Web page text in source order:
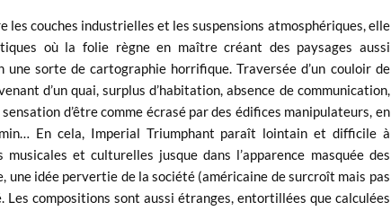
les couches industrielles et les suspensions atmosphériques, elle
où la folie règne en maître créant des paysages aussi
une sorte de cartographie horrifique. Traversée d’un couloir de
d’un quai, surplus d’habitation, absence de communication,
d’être comme écrasé par des édifices manipulateurs, en
En cela, Imperial Triumphant paraît lointain et difficile à
et culturelles jusque dans l’apparence masquée des
une idée pervertie de la société (américaine de surcroît mais pas
compositions sont aussi étranges, entortillées que calculées